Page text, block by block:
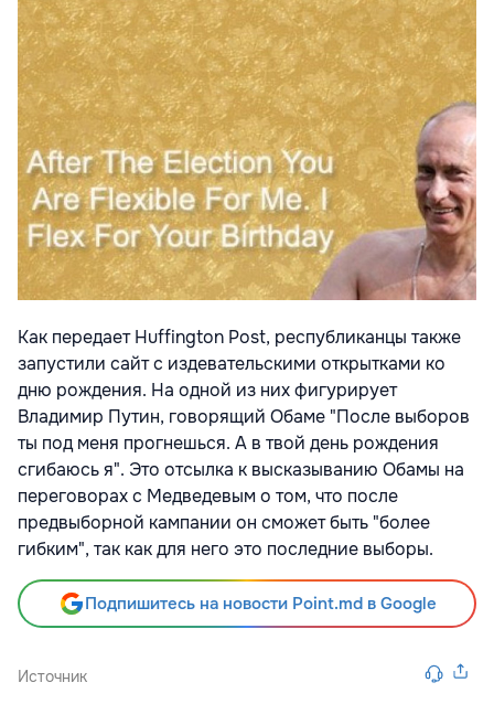
Как передает Huffington Post, республиканцы также
запустили сайт с издевательскими открытками ко
дню рождения. На одной из них фигурирует
Владимир Путин, говорящий Обаме "После выборов
ты под меня прогнешься. А в твой день рождения
сгибаюсь я". Это отсылка к высказыванию Обамы на
переговорах с Медведевым о том, что после
предвыборной кампании он сможет быть "более
гибким", так как для него это последние выборы.
Подпишитесь на новости Point.md в Google
Источник